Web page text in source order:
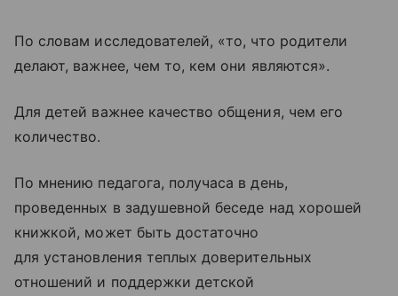
По словам исследователей, «то, что родители
делают, важнее, чем то, кем они являются».
Для детей важнее качество общения, чем его
количество.
По мнению педагога, получаса в день,
проведенных в задушевной беседе над хорошей
книжкой, может быть достаточно
для установления теплых доверительных
отношений и поддержки детской